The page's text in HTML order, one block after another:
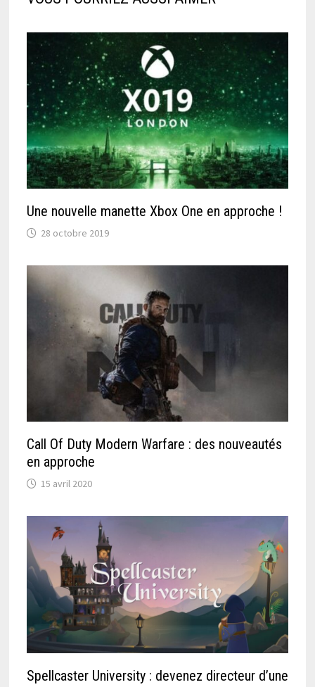
Une nouvelle manette Xbox One en approche !
28 octobre 2019
Call Of Duty Modern Warfare : des nouveautés
en approche
15 avril 2020
Spellcaster University : devenez directeur d’une